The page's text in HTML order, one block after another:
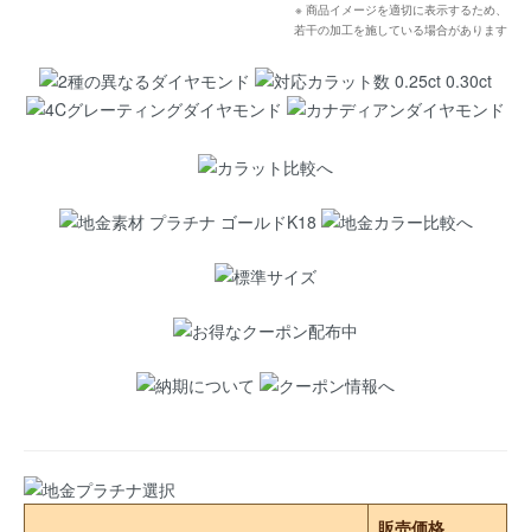
※ 商品イメージを適切に表示するため、
若干の加工を施している場合があります
販売価格